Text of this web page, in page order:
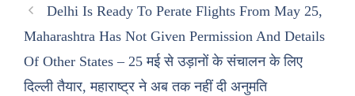
Delhi Is Ready To Perate Flights From May 25,
Maharashtra Has Not Given Permission And Details
Of Other States – 25 मई से उड़ानों के संचालन के लिए
दिल्ली तैयार, महाराष्ट्र ने अब तक नहीं दी अनुमति